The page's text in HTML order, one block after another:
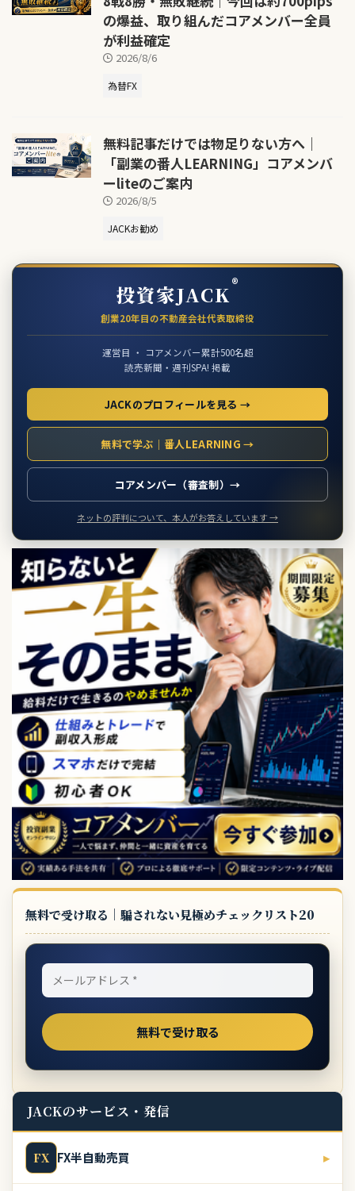
の爆益、取り組んだコアメンバー全員
が利益確定
2026/8/6
為替FX
無料記事だけでは物足りない方へ｜
「副業の番人LEARNING」コアメンバ
ーliteのご案内
2026/8/5
JACKお勧め
投資家JACK®
創業20年目の不動産会社代表取締役
運営目 ・ コアメンバー累計500名超
読売新聞・週刊SPA! 掲載
JACKのプロフィールを見る →
無料で学ぶ｜番人LEARNING →
コアメンバー（審査制）→
ネットの評判について、本人がお答えしています →
無料で受け取る｜騙されない見極めチェックリスト20
JACKのサービス・発信
FX FX半自動売買 ▸